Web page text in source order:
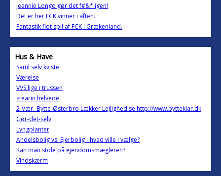
Jeannie Longo gør det f#&* igen!
Det er her FCK vinner i aften.
Fantastik flot spil af FCK i Grækenland.
Hus & Have
Saml selv kviste
Værelse
VVS lige i trussen
stearin helvede
2-Vær.-Bytte-Østerbro Lækker Lejlighed se http://www.bytteklar.dk
Gør-det-selv
Lyngplanter
Andelsbolig vs. Ejerbolig - hvad ville I vælge?
Kan man stole på ejendomsmægleren?
Vindskærm